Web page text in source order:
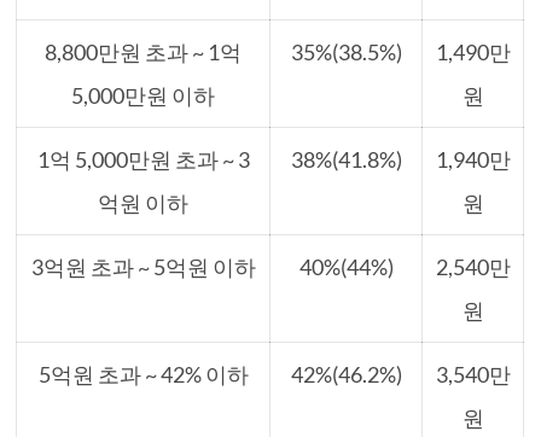
8,800만원 초과 ~ 1억
5,000만원 이하
35%(38.5%)
1,490만
원
1억 5,000만원 초과 ~ 3
억원 이하
38%(41.8%)
1,940만
원
3억원 초과 ~ 5억원 이하 40%(44%)
2,540만
원
5억원 초과 ~ 42% 이하 42%(46.2%)
3,540만
원